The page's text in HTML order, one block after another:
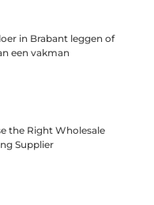
in Brabant leggen of
een vakman
the Right Wholesale
Supplier